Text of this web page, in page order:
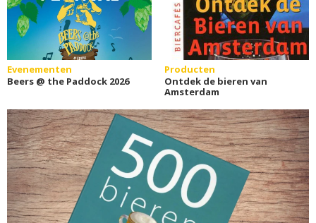
Evenementen
Beers @ the Paddock 2026
Producten
Ontdek de bieren van
Amsterdam